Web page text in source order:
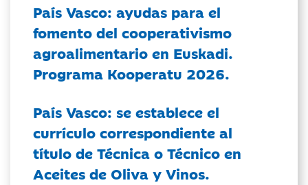
País Vasco: ayudas para el
fomento del cooperativismo
agroalimentario en Euskadi.
Programa Kooperatu 2026.
País Vasco: se establece el
currículo correspondiente al
título de Técnica o Técnico en
Aceites de Oliva y Vinos.